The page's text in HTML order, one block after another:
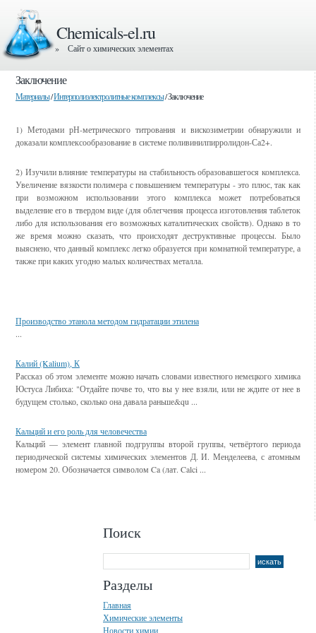
Chemicals-el.ru
» Сайт о химических элементах
Заключение
Материалы/Интерполиэлектролитные комплексы/ Заключение
1) Методами рН-метрического титрования и вискозиметрии обнаружили и
доказали комплексообразование в системе поливинилпирролидон-Са2+.
2) Изучили влияние температуры на стабильность образовавшегося комплекса.
Увеличение вязкости полимера с повышением температуры - это плюс, так как
при возможном использовании этого комплекса может потребоваться
выделение его в твердом виде (для облегчения процесса изготовления таблеток
либо для использования его возможных каталитических свойств). Однако в то
же время можно сказать, что происходят деструктивные процессы. Было
выяснено, что данный комплекс легко образуется при комнатной температуре, а
также при каких угодно малых количествах металла.
Производство этанола методом гидратации этилена
...
Калий (Kalium), К
Рассказ об этом элементе можно начать словами известного немецкого химика
Юстуса Либиха: "Отдайте почве то, что вы у нее взяли, или не ждите от нее в
будущем столько, сколько она давала раньше&qu ...
Кальций и его роль для человечества
Кальций — элемент главной подгруппы второй группы, четвёртого периода
периодической системы химических элементов Д. И. Менделеева, с атомным
номером 20. Обозначается символом Ca (лат. Calci ...
Поиск
Разделы
Главная
Химические элементы
Новости химии